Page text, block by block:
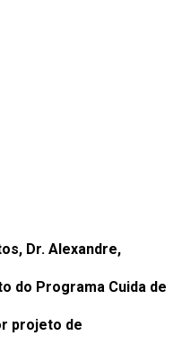
Dr. Alexandre,
do Programa Cuida de
projeto de